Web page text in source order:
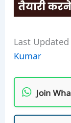
Last
Kumar
Join